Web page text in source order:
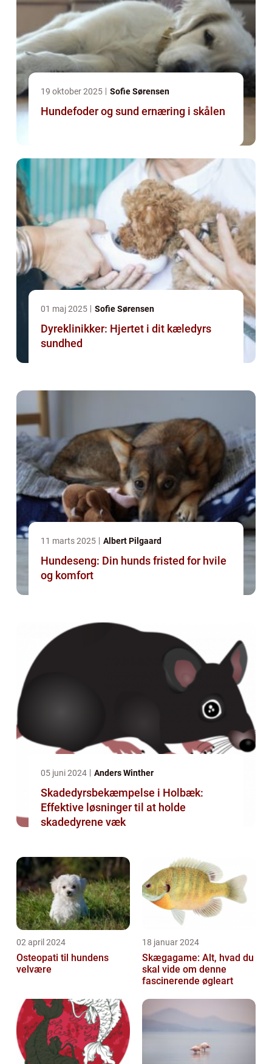
19 oktober 2025 Sofie Sørensen
Hundefoder og sund ernæring i skålen
01 maj 2025 Sofie Sørensen
Dyreklinikker: Hjertet i dit kæledyrs
sundhed
11 marts 2025 Albert Pilgaard
Hundeseng: Din hunds fristed for hvile
og komfort
05 juni 2024 Anders Winther
Skadedyrsbekæmpelse i Holbæk:
Effektive løsninger til at holde
skadedyrene væk
02 april 2024
Osteopati til hundens
velvære
18 januar 2024
Skægagame: Alt, hvad du
skal vide om denne
fascinerende øgleart